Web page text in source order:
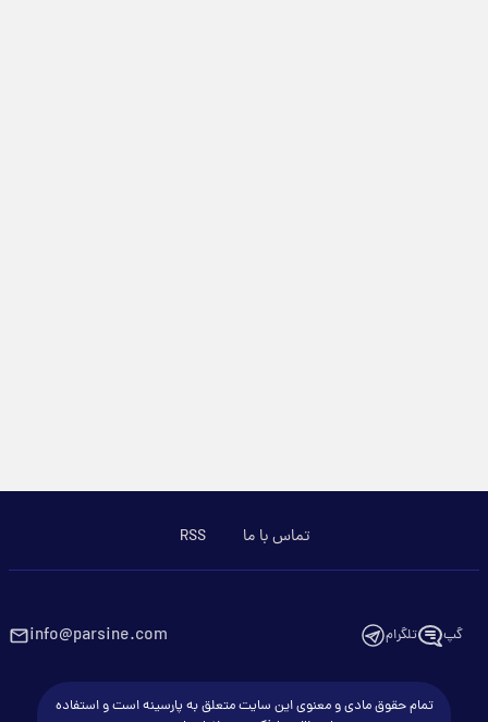
تماس با ما RSS
گپ تلگرام info@parsine.com
تمام حقوق مادی و معنوی این سایت متعلق به پارسینه است و استفاده